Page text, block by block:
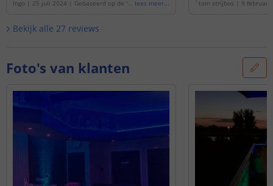
Ingo | 25 juli 2024 | Gebaseerd op de W lees meer... `tom strijbos | 9 februari
Bekijk alle 27 reviews
Foto's van klanten